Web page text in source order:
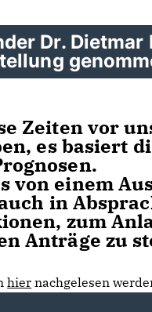
Dr.
Zeiten vor
es basiert
von einem
in
zum
Anträge zu
hier nachgelesen